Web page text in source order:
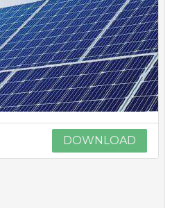
DOWNLOAD